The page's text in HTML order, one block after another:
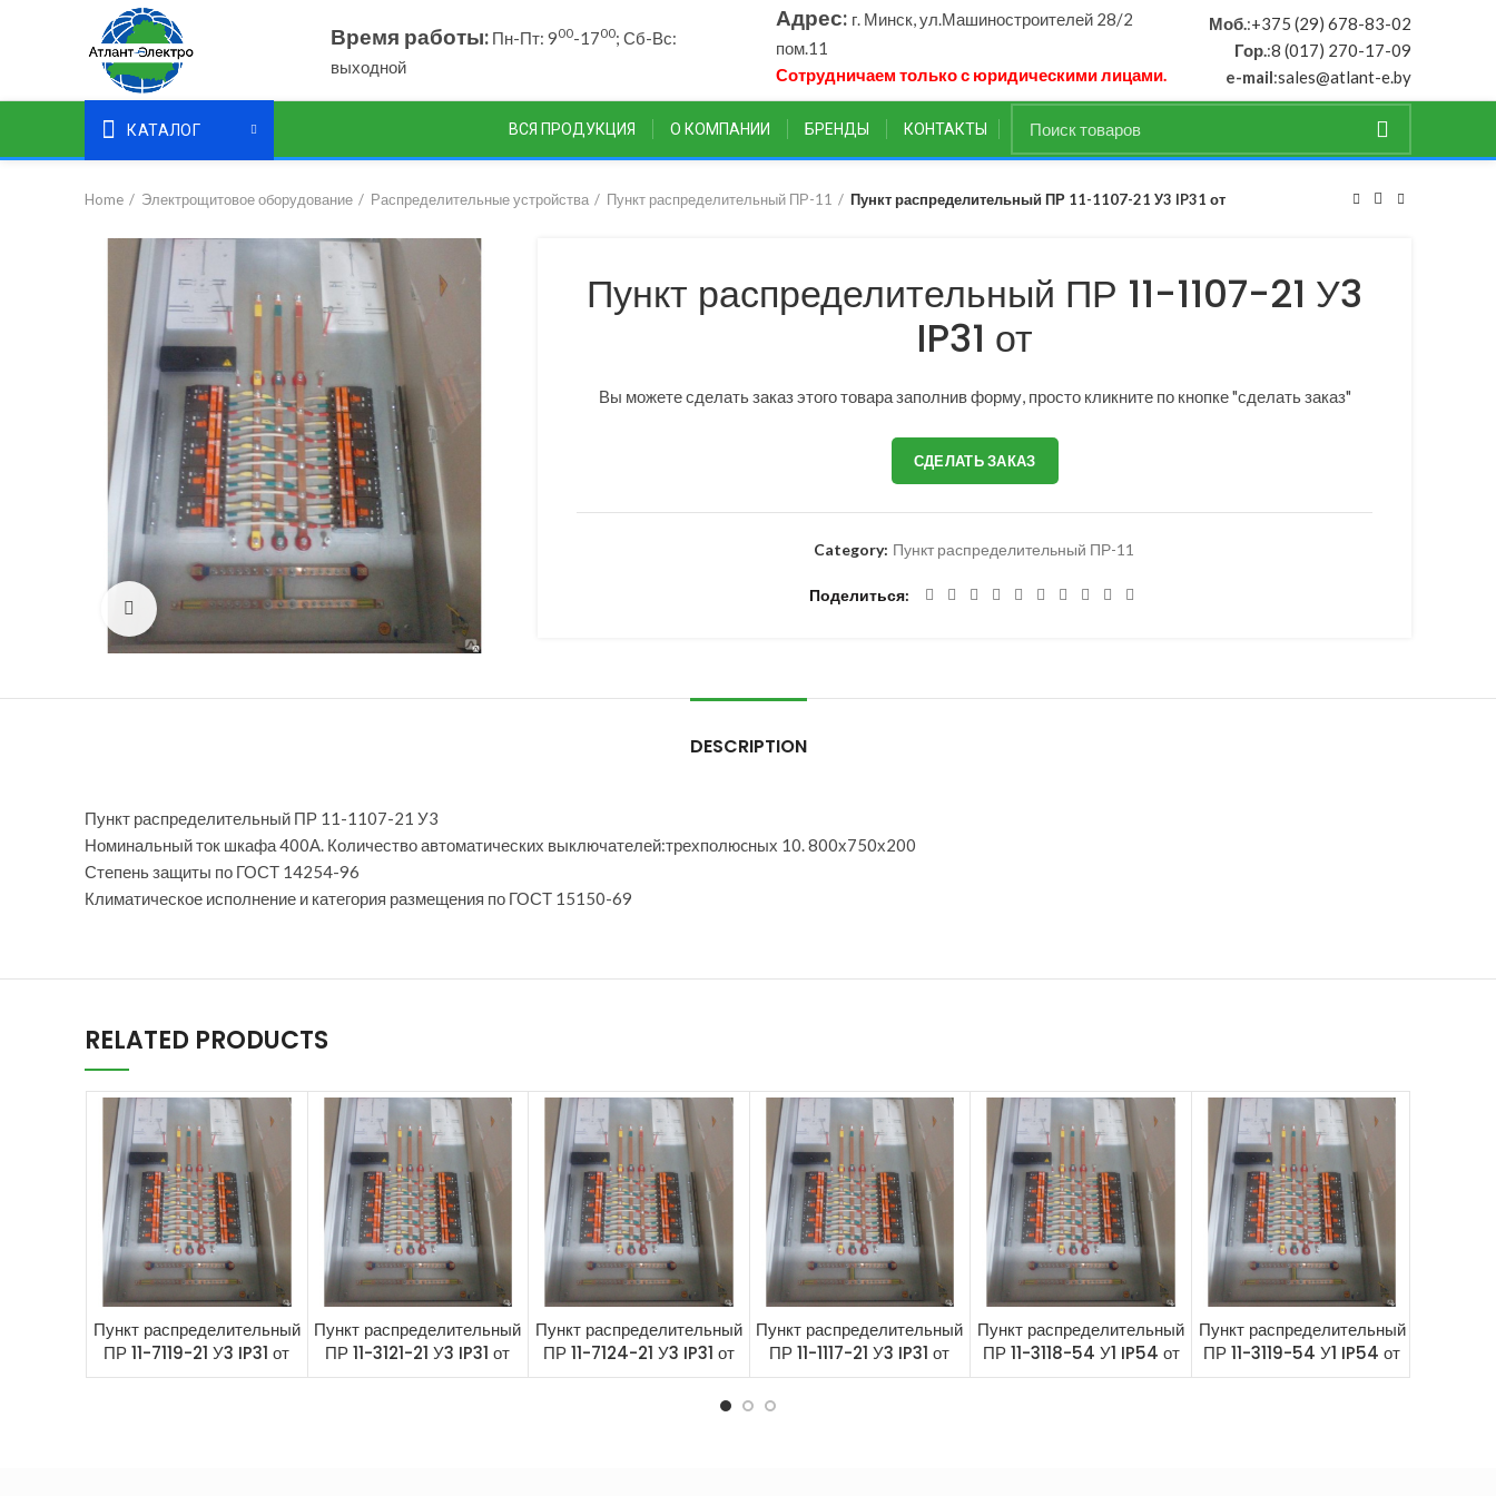
Время работы:Пн-Пт: 900-1700; Сб-Вс:
выходной
Адрес: г. Минск, ул.Машиностроителей 28/2
пом.11
Сотрудничаем только с юридическими лицами.
Моб.:+375 (29) 678-83-02
Гор.:8 (017) 270-17-09
e-mail:sales@atlant-e.by
КАТАЛОГ ВСЯ ПРОДУКЦИЯ О КОМПАНИИ БРЕНДЫ КОНТАКТЫ
Home Электрощитовое оборудование Распределительные устройства Пункт распределительный ПР-11 Пункт распределительный ПР 11-1107-21 У3 IP31 от
Нажмите, чтобы увеличить
Пункт распределительный ПР 11-1107-21 У3
IP31 от
Вы можете сделать заказ этого товара заполнив форму, просто кликните по кнопке "сделать заказ"
СДЕЛАТЬ ЗАКАЗ
Category: Пункт распределительный ПР-11
Поделиться
DESCRIPTION
Пункт распределительный ПР 11-1107-21 У3
Номинальный ток шкафа 400А. Количество автоматических выключателей:трехполюcных 10. 800х750х200
Степень защиты по ГОСТ 14254-96
Климатическое исполнение и категория размещения по ГОСТ 15150-69
RELATED PRODUCTS
Пункт распределительный
ПР 11-7119-21 У3 IP31 от
Пункт распределительный
ПР 11-3121-21 У3 IP31 от
Пункт распределительный
ПР 11-7124-21 У3 IP31 от
Пункт распределительный
ПР 11-1117-21 У3 IP31 от
Пункт распределительный
ПР 11-3118-54 У1 IP54 от
Пункт распределительный
ПР 11-3119-54 У1 IP54 от